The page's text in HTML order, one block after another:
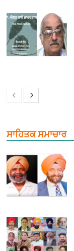
ਸਾਹਿਤਕ ਸਮਾਚਾਰ